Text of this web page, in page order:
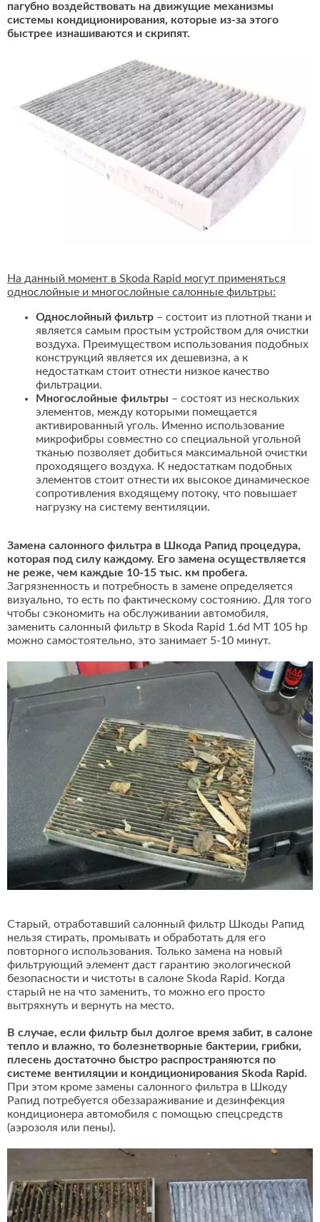
пагубно воздействовать на движущие механизмы
системы кондиционирования, которые из-за этого
быстрее изнашиваются и скрипят.
На данный момент в Skoda Rapid могут применяться
однослойные и многослойные салонные фильтры:
Однослойный фильтр – состоит из плотной ткани и
является самым простым устройством для очистки
воздуха. Преимуществом использования подобных
конструкций является их дешевизна, а к
недостаткам стоит отнести низкое качество
фильтрации.
Многослойные фильтры – состоят из нескольких
элементов, между которыми помещается
активированный уголь. Именно использование
микрофибры совместно со специальной угольной
тканью позволяет добиться максимальной очистки
проходящего воздуха. К недостаткам подобных
элементов стоит отнести их высокое динамическое
сопротивления входящему потоку, что повышает
нагрузку на систему вентиляции.
Замена салонного фильтра в Шкода Рапид процедура,
которая под силу каждому. Его замена осуществляется
не реже, чем каждые 10-15 тыс. км пробега.
Загрязненность и потребность в замене определяется
визуально, то есть по фактическому состоянию. Для того
чтобы сэкономить на обслуживании автомобиля,
заменить салонный фильтр в Skoda Rapid 1.6d MT 105 hp
можно самостоятельно, это занимает 5-10 минут.
Старый, отработавший салонный фильтр Шкоды Рапид
нельзя стирать, промывать и обработать для его
повторного использования. Только замена на новый
фильтрующий элемент даст гарантию экологической
безопасности и чистоты в салоне Skoda Rapid. Когда
старый не на что заменить, то можно его просто
вытряхнуть и вернуть на место.
В случае, если фильтр был долгое время забит, в салоне
тепло и влажно, то болезнетворные бактерии, грибки,
плесень достаточно быстро распространяются по
системе вентиляции и кондиционирования Skoda Rapid.
При этом кроме замены салонного фильтра в Шкоду
Рапид потребуется обеззараживание и дезинфекция
кондиционера автомобиля с помощью спецсредств
(аэрозоля или пены).